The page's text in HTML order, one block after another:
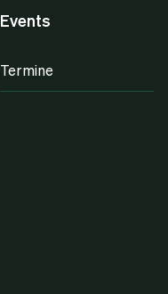
Events
Termine